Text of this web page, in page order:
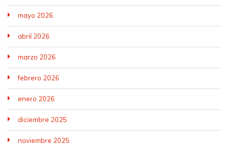
mayo 2026
abril 2026
marzo 2026
febrero 2026
enero 2026
diciembre 2025
noviembre 2025